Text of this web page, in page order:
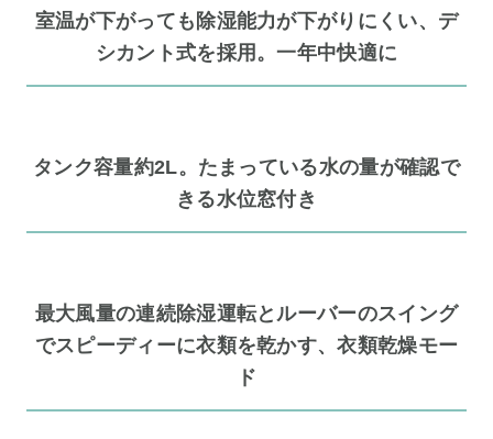
室温が下がっても除湿能力が下がりにくい、デ
シカント式を採用。一年中快適に
タンク容量約2L。たまっている水の量が確認で
きる水位窓付き
最大風量の連続除湿運転とルーバーのスイング
でスピーディーに衣類を乾かす、衣類乾燥モー
ド